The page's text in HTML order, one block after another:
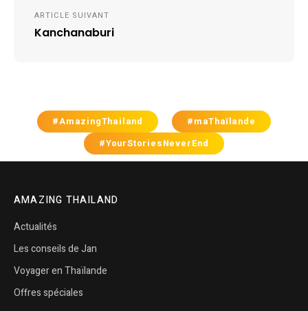
ARTICLE SUIVANT
Kanchanaburi
#AmazingThailand
#maThaïlande
#YourStoriesNeverEnd
AMAZING THAILAND
Actualités
Les conseils de Jan
Voyager en Thaïlande
Offres spéciales